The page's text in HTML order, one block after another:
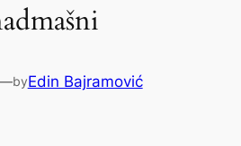
byEdin Bajramović